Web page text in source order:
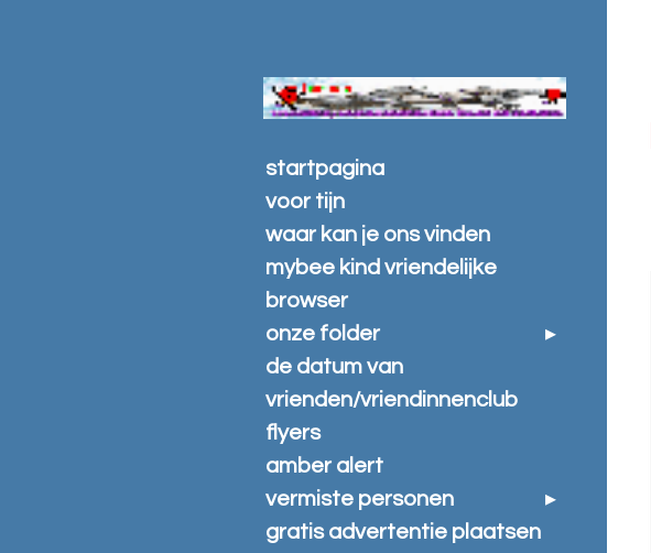
startpagina
voor tijn
waar kan je ons vinden
mybee kind vriendelijke
browser
onze folder
de datum van
vrienden/vriendinnenclub
flyers
amber alert
vermiste personen
gratis advertentie plaatsen